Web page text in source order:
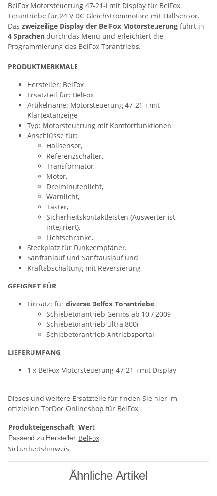
BelFox Motorsteuerung 47-21-i mit Display für BelFox
Torantriebe für 24 V DC Gleichstrommotore mit Hallsensor.
Das zweizeilige Display der BelFox Motorsteuerung führt in
4 Sprachen durch das Menu und erleichtert die
Programmierung des BelFox Torantriebs.
PRODUKTMERKMALE
Hersteller: BelFox
Ersatzteil für: BelFox
Artikelname: Motorsteuerung 47-21-i mit
Klartextanzeige
Typ: Motorsteuerung mit Komfortfunktionen
Anschlüsse für:
Hallsensor,
Referenzschalter,
Transformator,
Motor,
Dreiminutenlicht,
Warnlicht,
Taster,
Sicherheitskontaktleisten (Auswerter ist
integriert),
Lichtschranke,
Steckplatz für Funkeempfäner.
Sanftanlauf und Sanftauslauf und
Kraftabschaltung mit Reversierung
GEEIGNET FÜR
Einsatz: für diverse Belfox Torantriebe:
Schiebetorantrieb Genios ab 10 / 2009
Schiebetorantrieb Ultra 800i
Schiebetorantrieb Antriebsportal
LIEFERUMFANG
1 x BelFox Motorsteuerung 47-21-i mit Display
Dieses und weitere Ersatzteile für finden Sie hier im
offiziellen TorDoc Onlineshop für BelFox.
Produkteigenschaft Wert
Passend zu Hersteller: BelFox
Sicherheitshinweis
Ähnliche Artikel